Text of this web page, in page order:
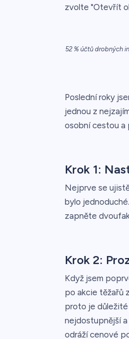
zvolte "Otevřít
52 % účtů drobných
Poslední roky
jednou z
osobní cestou a
Krok 1:
Nejprve se
bylo
zapněte
Krok 2:
Když jsem
po akcie těžařů
proto je
nejdostupnější
odráží cenové